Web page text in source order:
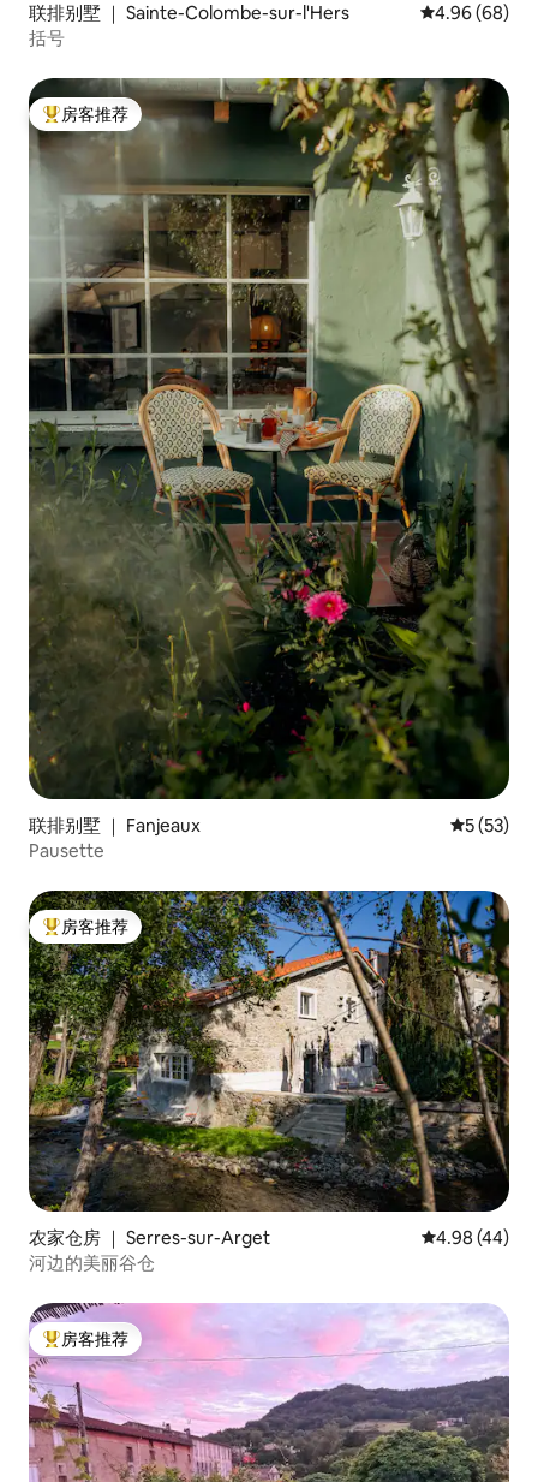
联排别墅 ｜ Sainte-Colombe-sur-l'Hers 平均评分 4.96
4.96 (68)
括号
热门「房客推荐」
房客推荐
联排别墅 ｜ Fanjeaux 平均评分
5 (53)
Pausette
热门「房客推荐」
房客推荐
农家仓房 ｜ Serres-sur-Arget 平均评分
4.98 (44)
河边的美丽谷仓
热门「房客推荐」
房客推荐